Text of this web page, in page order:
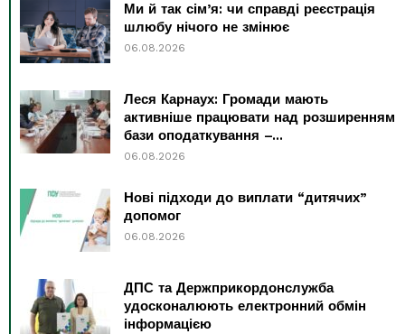
Ми й так сім’я: чи справді реєстрація
шлюбу нічого не змінює
06.08.2026
Леся Карнаух: Громади мають
активніше працювати над розширенням
бази оподаткування –...
06.08.2026
Нові підходи до виплати “дитячих”
допомог
06.08.2026
ДПС та Держприкордонслужба
удосконалюють електронний обмін
інформацією